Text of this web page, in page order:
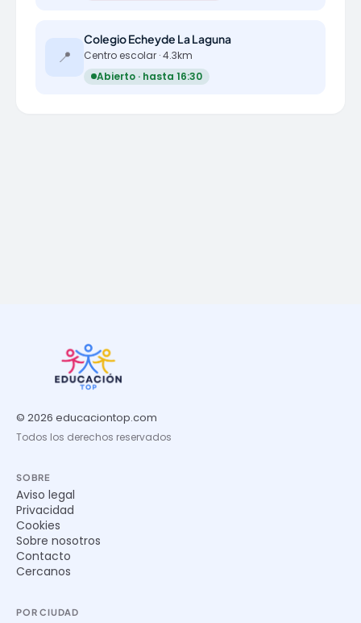
📍
Colegio Echeyde La Laguna
Centro escolar · 4.3km
Abierto · hasta 16:30
© 2026 educaciontop.com
Todos los derechos reservados
SOBRE
Aviso legal
Privacidad
Cookies
Sobre nosotros
Contacto
Cercanos
POR CIUDAD